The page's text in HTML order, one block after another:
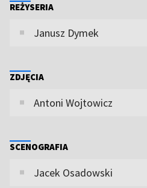
REŻYSERIA
Janusz Dymek
ZDJĘCIA
Antoni Wojtowicz
SCENOGRAFIA
Jacek Osadowski